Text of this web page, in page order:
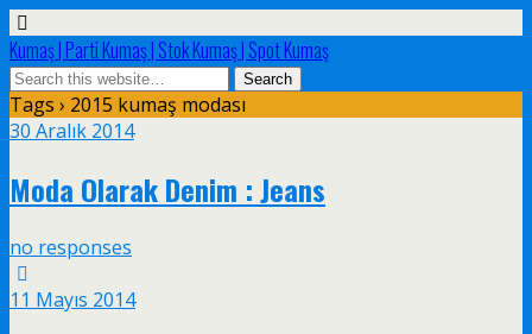
Kumaş | Parti Kumaş | Stok Kumaş | Spot Kumaş
Tags › 2015 kumaş modası
30 Aralık 2014
Moda Olarak Denim : Jeans
no responses
11 Mayıs 2014